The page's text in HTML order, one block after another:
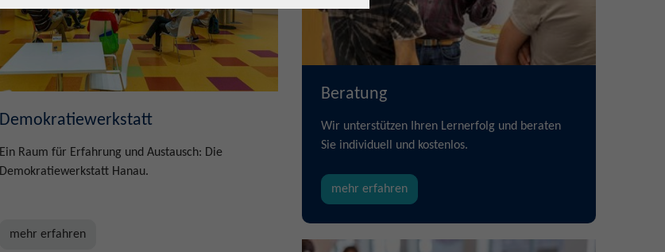
Demokratiewerkstatt
Ein Raum für Erfahrung und Austausch: Die
Demokratiewerkstatt Hanau.
mehr erfahren
Beratung
Wir unterstützen Ihren Lernerfolg und beraten
Sie individuell und kostenlos.
mehr erfahren